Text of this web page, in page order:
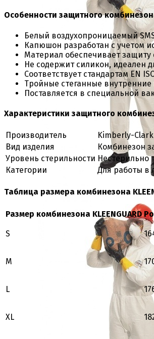
Особенности защитного комбинезона
Белый воздухопроницаемый
Капюшон разработан с учетом
Материал обеспечивает защиту
Не содержит силикон, идеален
Соответствует стандартам EN
Тройные стеганные
Поставляется в специальной
Характеристики защитного
Производитель
Kimberly-Clark
Вид изделия
Комбинезон
Уровень стерильности Нестерильно
Категории
Для работы в
Таблица размера комбинезона
Размер комбинезона KLEENGUARD
S
M
L
XL